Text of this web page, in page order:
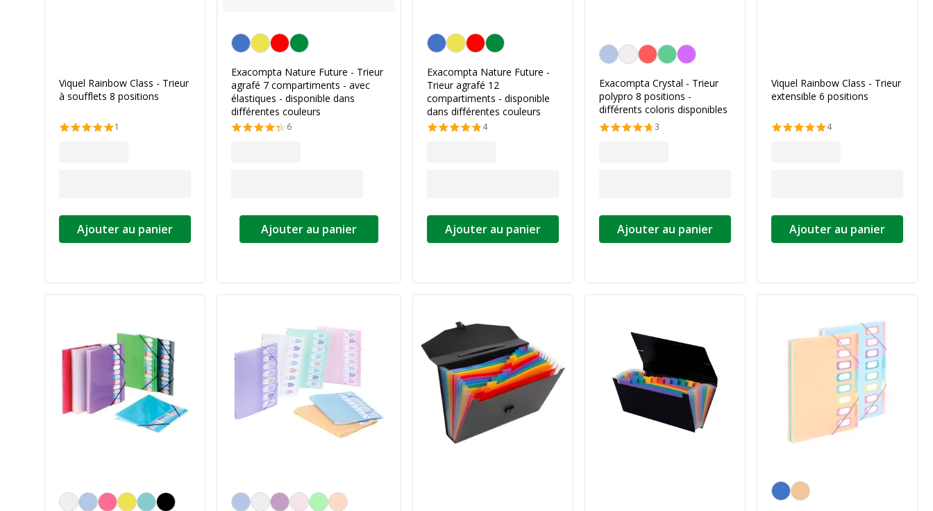
Viquel Rainbow Class - Trieur
à soufflets 8 positions
1
Ajouter au panier
Personnalisation de la couleur
Exacompta Nature Future - Trieur
agrafé 7 compartiments - avec
élastiques - disponible dans
différentes couleurs
6
Ajouter au panier
Personnalisation de la couleur
Exacompta Nature Future -
Trieur agrafé 12
compartiments - disponible
dans différentes couleurs
4
Ajouter au panier
Personnalisation de la couleur
Exacompta Crystal - Trieur
polypro 8 positions -
différents coloris disponibles
3
Ajouter au panier
Viquel Rainbow Class - Trieur
extensible 6 positions
4
Ajouter au panier
Personnalisation de la couleur Personnalisation de la couleur
Personnalisation de la couleur